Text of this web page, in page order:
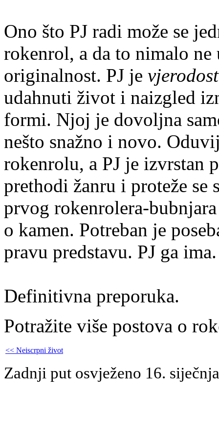
Ono što PJ radi može se
rokenrol, a da to nimalo
originalnost. PJ je
udahnuti život i naizgled
formi. Njoj je dovoljna
nešto snažno i novo.
rokenrolu, a PJ je izvrstan
prethodi žanru i proteže se
prvog rokenrolera-
o kamen. Potreban je
pravu predstavu. PJ ga ima.
Definitivna preporuka.
Potražite više postova o
<< Neiscrpni život
Zadnji put osvježeno 16.